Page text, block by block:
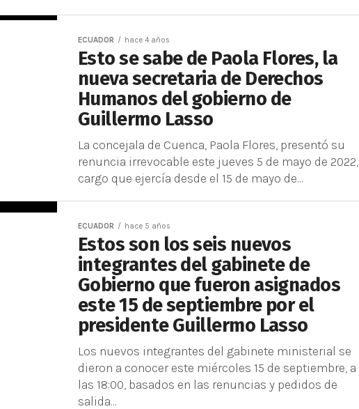
ECUADOR hace 4 años
Esto se sabe de Paola Flores, la
nueva secretaria de Derechos
Humanos del gobierno de
Guillermo Lasso
La concejala de Cuenca, Paola Flores, presentó su
renuncia irrevocable este jueves 5 de mayo de 2022,
cargo que ejercía desde el 15 de mayo de...
ECUADOR hace 5 años
Estos son los seis nuevos
integrantes del gabinete de
Gobierno que fueron asignados
este 15 de septiembre por el
presidente Guillermo Lasso
Los nuevos integrantes del gabinete ministerial se
dieron a conocer este miércoles 15 de septiembre, a
las 18:00, basados en las renuncias y pedidos de
salida...